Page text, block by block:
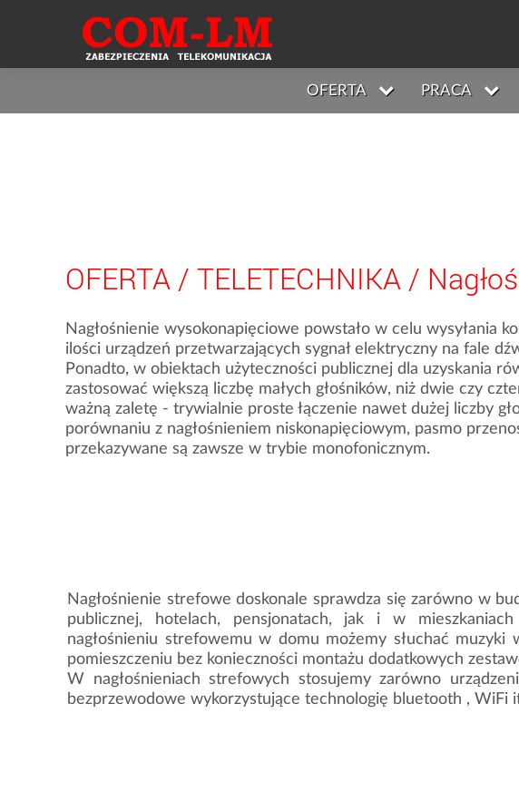
OFERTA PRACA
OFERTA / TELETECHNIKA /
Nagłośnienie wysokonapięciowe powstało w celu wysyłania
ilości urządzeń przetwarzających sygnał elektryczny na fale
Ponadto, w obiektach użyteczności publicznej dla uzyskania
zastosować większą liczbę małych głośników, niż dwie czy
ważną zaletę - trywialnie proste łączenie nawet dużej liczby
porównaniu z nagłośnieniem niskonapięciowym, pasmo
przekazywane są zawsze w trybie monofonicznym.
Nagłośnienie strefowe doskonale sprawdza się zarówno w
publicznej, hotelach, pensjonatach, jak i w
nagłośnieniu strefowemu w domu możemy słuchać muzyki
pomieszczeniu bez konieczności montażu dodatkowych
W nagłośnieniach strefowych stosujemy zarówno
bezprzewodowe wykorzystujące technologię bluetooth , WiFi